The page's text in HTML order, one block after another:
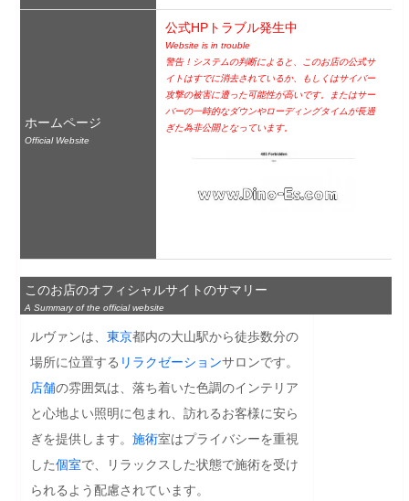
ホームページ
Official Website
公式HPトラブル発生中
Website is in trouble
警告！システムの判断によると、このお店の公式サ
イトはすでに消去されているか、もしくはサイバー
攻撃の被害に遭った可能性が高いです。またはサー
バーの一時的なダウンやローディングタイムが長過
ぎた為非公開となっています。
このお店のオフィシャルサイトのサマリー
A Summary of the official website
ルヴァンは、 東京都内の大山駅から徒歩数分の
場所に位置する リラクゼーションサロンです。
店舗の雰囲気は、落ち着いた色調のインテリア
と心地よい照明に包まれ、訪れるお客様に安ら
ぎを提供します。 施術室はプライバシーを重視
した個室で、リラックスした状態で施術を受け
られるよう配慮されています。